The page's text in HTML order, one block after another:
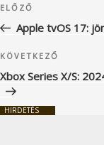
navigáció
Korábbi
bejegyzés
ELŐZŐ
Apple tvOS 17:
Következő
bejegyzés
KÖVETKEZŐ
Xbox Series X/S:
HIRDETÉS